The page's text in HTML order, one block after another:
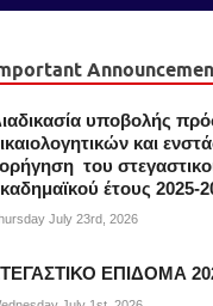
υποβολής
και
του
έτους 2025-
July 23rd, 2026
ΕΠΙΔΟΜΑ